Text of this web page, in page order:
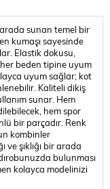
arada sunan temel bir
kumaşı sayesinde
Elastik dokusu,
beden tipine uyum
uyum sağlar; kot
Kaliteli dikiş
sunar. Hem
hem spor
bir parçadır. Renk
kombinler
ve şıklığı bir arada
bulunması
kolayca modelinizi